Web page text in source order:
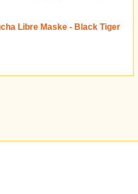
Libre Maske - Black Tiger